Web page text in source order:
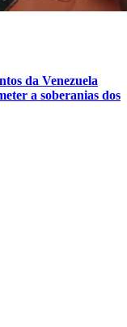
da Venezuela
a soberanias dos